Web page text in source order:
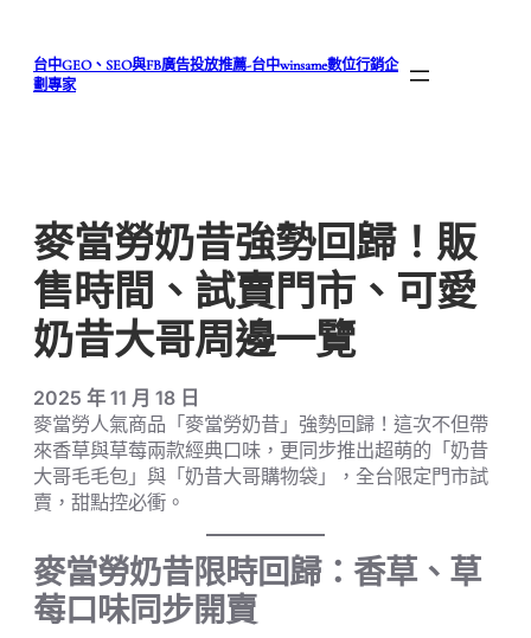
台中GEO、SEO與FB廣告投放推薦-台中winsame數位行銷企
劃專家
麥當勞奶昔強勢回歸！販
售時間、試賣門市、可愛
奶昔大哥周邊一覽
2025 年 11 月 18 日
麥當勞人氣商品「麥當勞奶昔」強勢回歸！這次不但帶
來香草與草莓兩款經典口味，更同步推出超萌的「奶昔
大哥毛毛包」與「奶昔大哥購物袋」，全台限定門市試
賣，甜點控必衝。
麥當勞奶昔限時回歸：香草、草
莓口味同步開賣